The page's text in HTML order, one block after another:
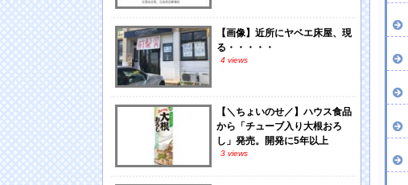
【画像】近所にヤベエ床屋、現
る・・・・・
4 views
【＼ちょいのせ／】ハウス食品
から「チューブ入り大根おろ
し」発売。開発に5年以上
3 views